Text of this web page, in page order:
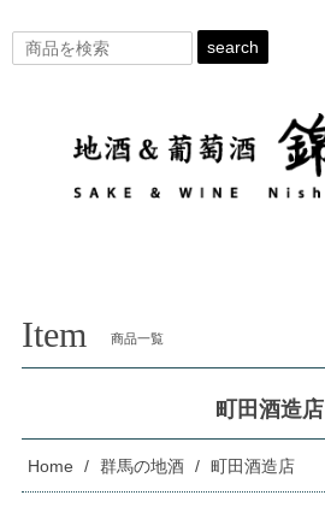
search
Item 商品一覧
町田酒造店
Home 群馬の地酒 町田酒造店